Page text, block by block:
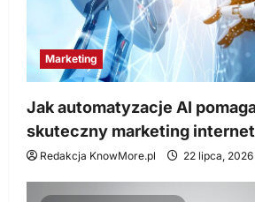
Marketing
Jak automatyzacje AI
skuteczny marketing
Redakcja KnowMore.pl 22 lipca, 2026